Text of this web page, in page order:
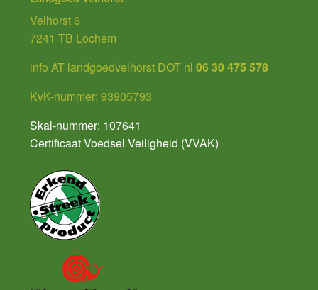
Velhorst 6
7241 TB Lochem
info AT landgoedvelhorst DOT nl 06 30 475 578
KvK-nummer: 93905793
Skal-nummer: 107641
Certificaat Voedsel Veiligheid (VVAK)